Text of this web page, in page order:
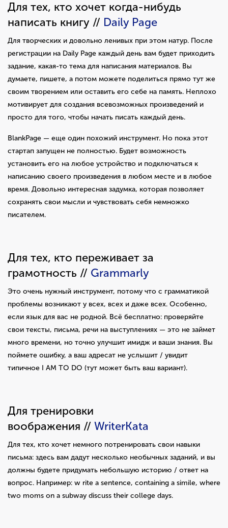
Для тех, кто хочет когда-нибудь
написать книгу // Daily Page
Для творческих и довольно ленивых при этом натур. После
регистрации на Daily Page каждый день вам будет приходить
задание, какая-то тема для написания материалов. Вы
думаете, пишете, а потом можете поделиться прямо тут же
своим творением или оставить его себе на память. Неплохо
мотивирует для создания всевозможных произведений и
просто для того, чтобы начать писать каждый день.
BlankPage — еще один похожий инструмент. Но пока этот
стартап запущен не полностью. Будет возможность
установить его на любое устройство и подключаться к
написанию своего произведения в любом месте и в любое
время. Довольно интересная задумка, которая позволяет
сохранять свои мысли и чувствовать себя немножко
писателем.
Для тех, кто переживает за
грамотность // Grammarly
Это очень нужный инструмент, потому что с грамматикой
проблемы возникают у всех, всех и даже всех. Особенно,
если язык для вас не родной. Всё бесплатно: проверяйте
свои тексты, письма, речи на выступлениях — это не займет
много времени, но точно улучшит имидж и ваши знания. Вы
поймете ошибку, а ваш адресат не услышит / увидит
типичное I AM TO DO (тут может быть ваш вариант).
Для тренировки
воображения // WriterKata
Для тех, кто хочет немного потренировать свои навыки
письма: здесь вам дадут несколько необычных заданий, и вы
должны будете придумать небольшую историю / ответ на
вопрос. Например: w rite a sentence, containing a simile, where
two moms on a subway discuss their college days.